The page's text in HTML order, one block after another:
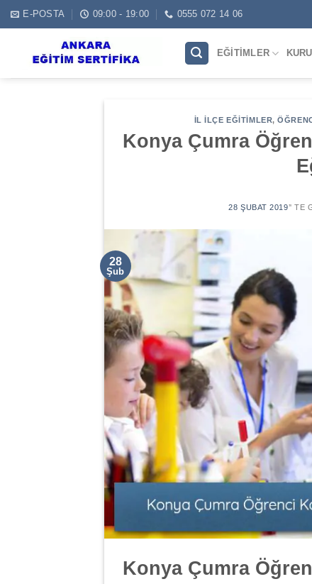
Skip
to
E-POSTA 09:00 - 19:00 0555 072 14 06
EĞITIMLER
İL İLÇE EĞITIMLER,
Konya Çumra
28 ŞUBAT 2019’' TE
28
Şub
Konya Çumra